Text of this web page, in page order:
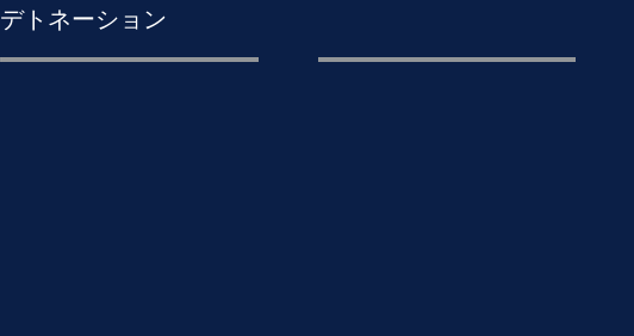
デトネーション